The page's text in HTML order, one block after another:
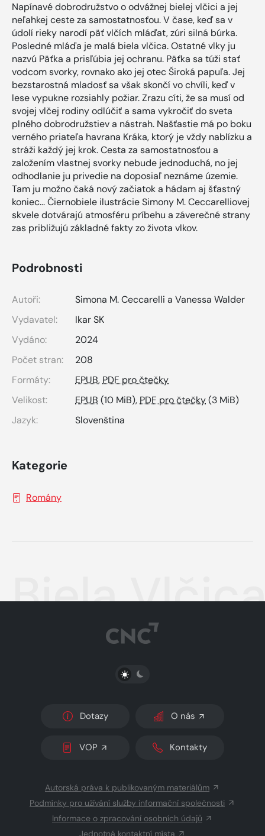
Napínavé dobrodružstvo o odvážnej bielej vlčici a jej
neľahkej ceste za samostatnosťou. V čase, keď sa v
údolí rieky narodí päť vlčích mláďat, zúri silná búrka.
Posledné mláďa je malá biela vlčica. Ostatné vlky ju
nazvú Päťka a prisľúbia jej ochranu. Päťka sa túži stať
vodcom svorky, rovnako ako jej otec Široká papuľa. Jej
bezstarostná mladosť sa však skončí vo chvíli, keď v
lese vypukne rozsiahly požiar. Zrazu cíti, že sa musí od
svojej vlčej rodiny odlúčiť a sama vykročiť do sveta
plného dobrodružstiev a nástrah. Našťastie má po boku
verného priateľa havrana Kráka, ktorý je vždy nablízku a
stráži každý jej krok. Cesta za samostatnosťou a
založením vlastnej svorky nebude jednoduchá, no jej
odhodlanie ju privedie na doposiaľ neznáme územie.
Tam ju možno čaká nový začiatok a hádam aj šťastný
koniec... Čiernobiele ilustrácie Simony M. Ceccarelliovej
skvele dotvárajú atmosféru príbehu a záverečné strany
zas približujú základné fakty zo života vlkov.
Podrobnosti
Autoři:
Simona M. Ceccarelli a Vanessa Walder
Vydavatel:
Ikar SK
Vydáno:
2024
Počet stran:
208
Formáty:
EPUB,PDF pro čtečky
Velikost:
EPUB (10 MiB),PDF pro čtečky(3 MiB)
Jazyk:
Slovenština
Kategorie
Romány
Biela
PŘEPNOUT SVĚTLÝ/TMAVÝ REŽIM
Dotazy O nás
VOP Kontakty
Autorská práva k publikovaným materiálům
Podmínky pro užívání služby informační společnosti
Informace o zpracování osobních údajů
Jednotná kontaktní místa